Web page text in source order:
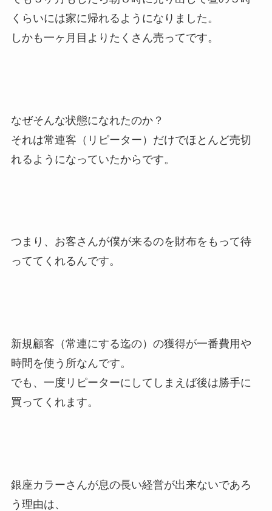
くらいには家に帰れるようになりました。
しかも一ヶ月目よりたくさん売ってです。
なぜそんな状態になれたのか？
それは常連客（リピーター）だけでほとんど売切
れるようになっていたからです。
つまり、お客さんが僕が来るのを財布をもって待
っててくれるんです。
新規顧客（常連にする迄の）の獲得が一番費用や
時間を使う所なんです。
でも、一度リピーターにしてしまえば後は勝手に
買ってくれます。
銀座カラーさんが息の長い経営が出来ないであろ
う理由は、